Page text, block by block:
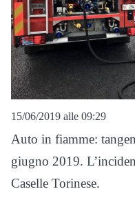
15/06/2019 alle 09:29
Auto in fiamme:
giugno 2019.
Caselle Torinese.